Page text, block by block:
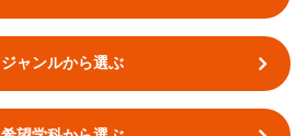
ジャンルから選ぶ